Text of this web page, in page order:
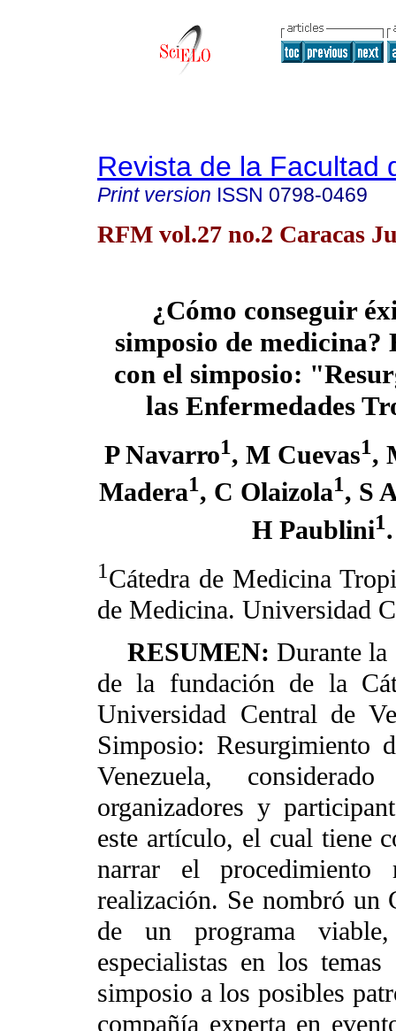
Revista de la Facultad
Print version ISSN 0798-0469
RFM vol.27 no.2 Caracas
¿Cómo conseguir
simposio de medicina?
con el simposio:
las Enfermedades
P Navarro1, M Cuevas1,
Madera1, C Olaizola1, S
H Paublini1.
1 Cátedra de Medicina
de Medicina. Universidad
RESUMEN: Durante la
de la fundación de la
Universidad Central de
Simposio: Resurgimiento
Venezuela,
organizadores y
este artículo, el cual tiene
narrar el procedimiento
realización. Se nombró un
de un programa
especialistas en los
simposio a los posibles
compañía experta en